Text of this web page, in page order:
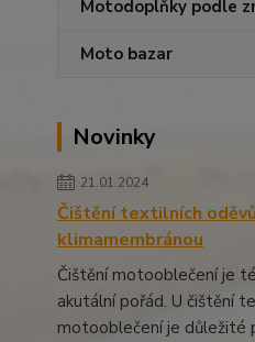
Motodoplňky podle
Moto bazar
Novinky
21.01.2024
Čištění textilních
klimamembránou
Čištění motooblečení je
akutální pořád. U čištění
motooblečení je důležité